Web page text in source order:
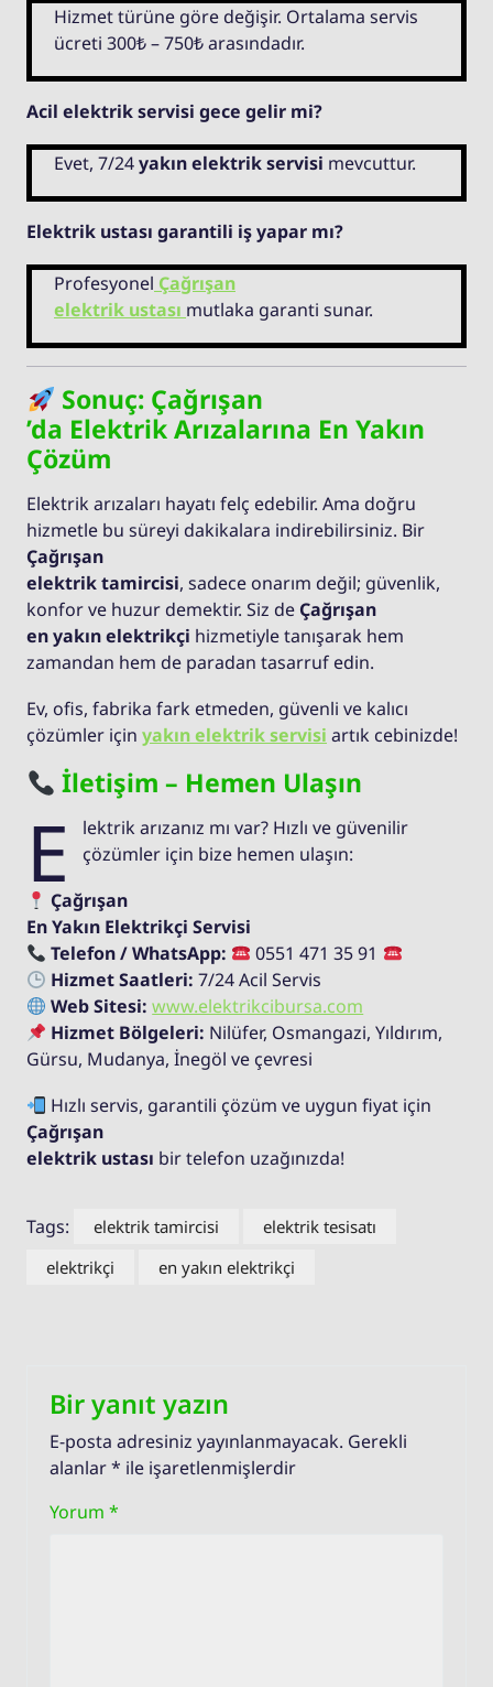
Hizmet türüne göre değişir. Ortalama servis
ücreti 300₺ – 750₺ arasındadır.
Acil elektrik servisi gece gelir mi?
Evet, 7/24yakın elektrik servisi mevcuttur.
Elektrik ustası garantili iş yapar mı?
Profesyonel Çağrışan
elektrik ustası mutlaka garanti sunar.
Sonuç: Çağrışan
’da Elektrik Arızalarına En Yakın
Çözüm
Elektrik arızaları hayatı felç edebilir. Ama doğru
hizmetle bu süreyi dakikalara indirebilirsiniz. Bir
Çağrışan
elektrik tamircisi, sadece onarım değil; güvenlik,
konfor ve huzur demektir. Siz de Çağrışan
en yakın elektrikçi hizmetiyle tanışarak hem
zamandan hem de paradan tasarruf edin.
Ev, ofis, fabrika fark etmeden, güvenli ve kalıcı
çözümler için yakın elektrik servisi artık cebinizde!
İletişim – Hemen Ulaşın
E
lektrik arızanız mı var? Hızlı ve güvenilir
çözümler için bize hemen ulaşın:
Çağrışan
En Yakın Elektrikçi Servisi
Telefon / WhatsApp:
0551 471 35 91
Hizmet Saatleri: 7/24 Acil Servis
Web Sitesi: www.elektrikcibursa.com
Hizmet Bölgeleri: Nilüfer, Osmangazi, Yıldırım,
Gürsu, Mudanya, İnegöl ve çevresi
Hızlı servis, garantili çözüm ve uygun fiyat için
Çağrışan
elektrik ustası bir telefon uzağınızda!
Tags: elektrik tamircisi
elektrik tesisatı
elektrikçi
en yakın elektrikçi
Bir yanıt yazın
E-posta adresiniz yayınlanmayacak. Gerekli
alanlar* ile işaretlenmişlerdir
Yorum *